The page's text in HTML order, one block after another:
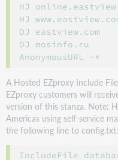
HJ
HJ
DJ eastview.com
DJ mosinfo.ru
A Hosted EZproxy Include
EZproxy customers will
version of this stanza. Note:
Americas using self-service
the following line to config.txt: